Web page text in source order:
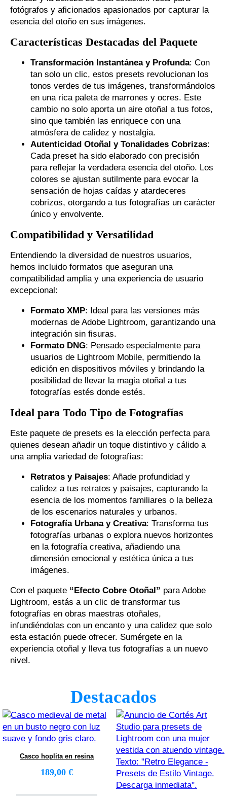
fotógrafos y aficionados apasionados por capturar la
esencia del otoño en sus imágenes.
Características Destacadas del Paquete
Transformación Instantánea y Profunda: Con
tan solo un clic, estos presets revolucionan los
tonos verdes de tus imágenes, transformándolos
en una rica paleta de marrones y ocres. Este
cambio no solo aporta un aire otoñal a tus fotos,
sino que también las enriquece con una
atmósfera de calidez y nostalgia.
Autenticidad Otoñal y Tonalidades Cobrizas:
Cada preset ha sido elaborado con precisión
para reflejar la verdadera esencia del otoño. Los
colores se ajustan sutilmente para evocar la
sensación de hojas caídas y atardeceres
cobrizos, otorgando a tus fotografías un carácter
único y envolvente.
Compatibilidad y Versatilidad
Entendiendo la diversidad de nuestros usuarios,
hemos incluido formatos que aseguran una
compatibilidad amplia y una experiencia de usuario
excepcional:
Formato XMP: Ideal para las versiones más
modernas de Adobe Lightroom, garantizando una
integración sin fisuras.
Formato DNG: Pensado especialmente para
usuarios de Lightroom Mobile, permitiendo la
edición en dispositivos móviles y brindando la
posibilidad de llevar la magia otoñal a tus
fotografías estés donde estés.
Ideal para Todo Tipo de Fotografías
Este paquete de presets es la elección perfecta para
quienes desean añadir un toque distintivo y cálido a
una amplia variedad de fotografías:
Retratos y Paisajes: Añade profundidad y
calidez a tus retratos y paisajes, capturando la
esencia de los momentos familiares o la belleza
de los escenarios naturales y urbanos.
Fotografía Urbana y Creativa: Transforma tus
fotografías urbanas o explora nuevos horizontes
en la fotografía creativa, añadiendo una
dimensión emocional y estética única a tus
imágenes.
Con el paquete “Efecto Cobre Otoñal” para Adobe
Lightroom, estás a un clic de transformar tus
fotografías en obras maestras otoñales,
infundiéndolas con un encanto y una calidez que solo
esta estación puede ofrecer. Sumérgete en la
experiencia otoñal y lleva tus fotografías a un nuevo
nivel.
Destacados
Casco hoplita en resina
189,00 €